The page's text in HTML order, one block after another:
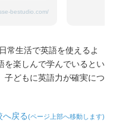
bestudio.com/
常生活で英語を使えるよ
を楽しんで学んでいるとい
子どもに英語力が確実につ
戻る(ページ上部へ移動します)